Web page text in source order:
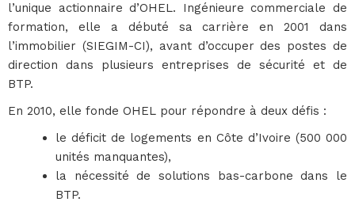
l’unique actionnaire d’OHEL. Ingénieure commerciale de
formation, elle a débuté sa carrière en 2001 dans
l’immobilier (SIEGIM-CI), avant d’occuper des postes de
direction dans plusieurs entreprises de sécurité et de
BTP.
En 2010, elle fonde OHEL pour répondre à deux défis :
le déficit de logements en Côte d’Ivoire (500 000
unités manquantes),
la nécessité de solutions bas-carbone dans le
BTP.